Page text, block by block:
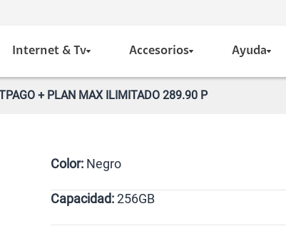
Internet & Tv Accesorios Ayuda
+ PLAN MAX ILIMITADO 289.90 P
Color: Negro
Negro
Capacidad:256GB